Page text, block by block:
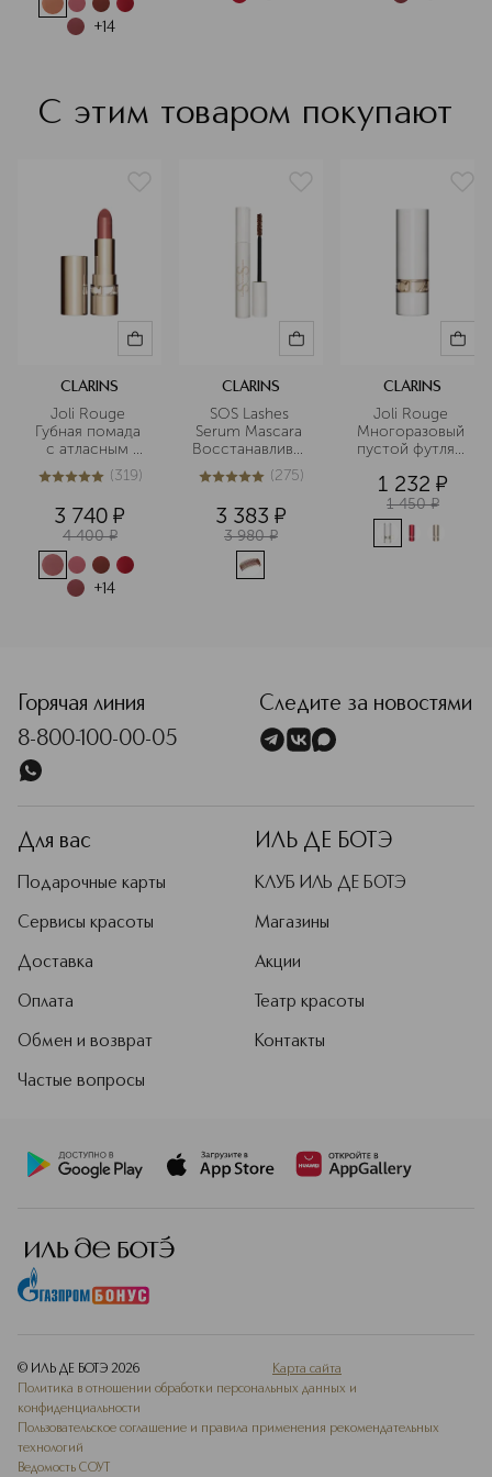
+14
С этим товаром покупают
CLARINS
Joli Rouge
Губная помада
с атласным
эффектом
4.9из5319 (319)
3 740 ¤
4 400 ¤
+14
CLARINS
SOS Lashes
Serum Mascara
Восстанавливающий
и укрепляющий
праймер для
4.9из5275 (275)
3 383 ¤
3 980 ¤
CLARINS
Joli Rouge
Многоразовый
пустой футляр
помады в
ассортименте
1 232 ¤
1 450 ¤
Горячая линия
8-800-100-00-05
Следите за новостями
Для вас
Подарочные карты
Сервисы красоты
Доставка
Оплата
Обмен и возврат
Частые вопросы
ИЛЬ ДЕ БОТЭ
КЛУБ ИЛЬ ДЕ БОТЭ
Магазины
Акции
Театр красоты
Контакты
© ИЛЬ ДЕ БОТЭ 2026
Карта сайта
Политика в отношении обработки персональных данных и
конфиденциальности
Пользовательское соглашение и правила применения рекомендательных
технологий
Ведомость СОУТ